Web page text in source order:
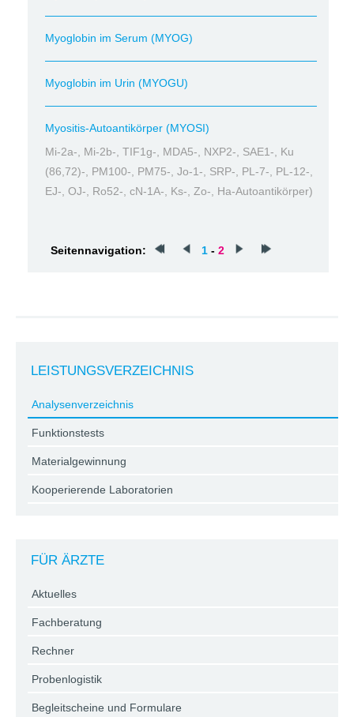
Myoglobin im Serum (MYOG)
Myoglobin im Urin (MYOGU)
Myositis-Autoantikörper (MYOSI)
Mi-2a-, Mi-2b-, TIF1g-, MDA5-, NXP2-, SAE1-, Ku
(86,72)-, PM100-, PM75-, Jo-1-, SRP-, PL-7-, PL-12-,
EJ-, OJ-, Ro52-, cN-1A-, Ks-, Zo-, Ha-Autoantikörper)
Seitennavigation: 1 - 2
LEISTUNGSVERZEICHNIS
Analysenverzeichnis
Funktionstests
Materialgewinnung
Kooperierende Laboratorien
FÜR ÄRZTE
Aktuelles
Fachberatung
Rechner
Probenlogistik
Begleitscheine und Formulare